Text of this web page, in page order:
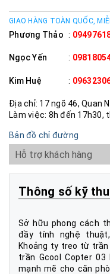
GIAO HÀNG TOÀN QUỐC,
Phương Thảo :
Ngọc Yến :
Kim Huệ :
Địa chỉ: 17 ngõ 46, Quan
Làm việc: 8h đến 17h30,
Bản đồ chỉ đường
Hỗ trợ khách hàng
Thông số kỹ
Sở hữu phong cách
đầy tính nghệ
Khoảng ty treo từ
trần Gcool Copter
mạnh mẽ cho căn